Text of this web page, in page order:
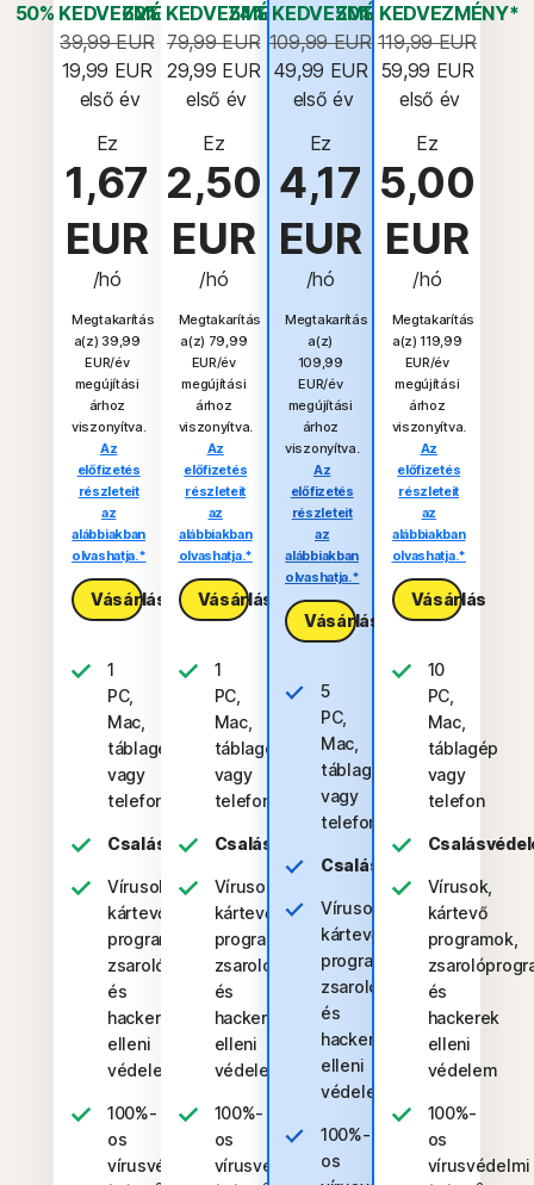
50% KEDVEZMÉNY*
39,99 EUR
19,99 EUR
első év
Ez
1,67
EUR
/hó
Megtakarítás
a(z) 39,99
EUR/év
megújítási
árhoz
viszonyítva.
Az
előfizetés
részleteit
az
alábbiakban
olvashatja.*
Vásárlás
1
PC,
Mac,
táblagép
vagy
telefon
Csalásvédelem
Vírusok,
kártevő
programok,
zsarolóprogramok
és
hackerek
elleni
védelem
100%-
os
vírusvédelmi
62% KEDVEZMÉNY*
79,99 EUR
29,99 EUR
első év
Ez
2,50
EUR
/hó
Megtakarítás
a(z) 79,99
EUR/év
megújítási
árhoz
viszonyítva.
Az
előfizetés
részleteit
az
alábbiakban
olvashatja.*
Vásárlás
1
PC,
Mac,
táblagép
vagy
telefon
Csalásvédelem
Vírusok,
kártevő
programok,
zsarolóprogramok
és
hackerek
elleni
védelem
100%-
os
vírusvédelmi
54% KEDVEZMÉNY*
109,99 EUR
49,99 EUR
első év
Ez
4,17
EUR
/hó
Megtakarítás
a(z)
109,99
EUR/év
megújítási
árhoz
viszonyítva.
Az
előfizetés
részleteit
az
alábbiakban
olvashatja.*
Vásárlás
5
PC,
Mac,
táblagép
vagy
telefon
Csalásvédelem
Vírusok,
kártevő
programok,
zsarolóprogramok
és
hackerek
elleni
védelem
100%-
os
50% KEDVEZMÉNY*
119,99 EUR
59,99 EUR
első év
Ez
5,00
EUR
/hó
Megtakarítás
a(z) 119,99
EUR/év
megújítási
árhoz
viszonyítva.
Az
előfizetés
részleteit
az
alábbiakban
olvashatja.*
Vásárlás
10
PC,
Mac,
táblagép
vagy
telefon
Vírusok,
kártevő
programok,
és
hackerek
elleni
védelem
100%-
os
vírusvédelmi